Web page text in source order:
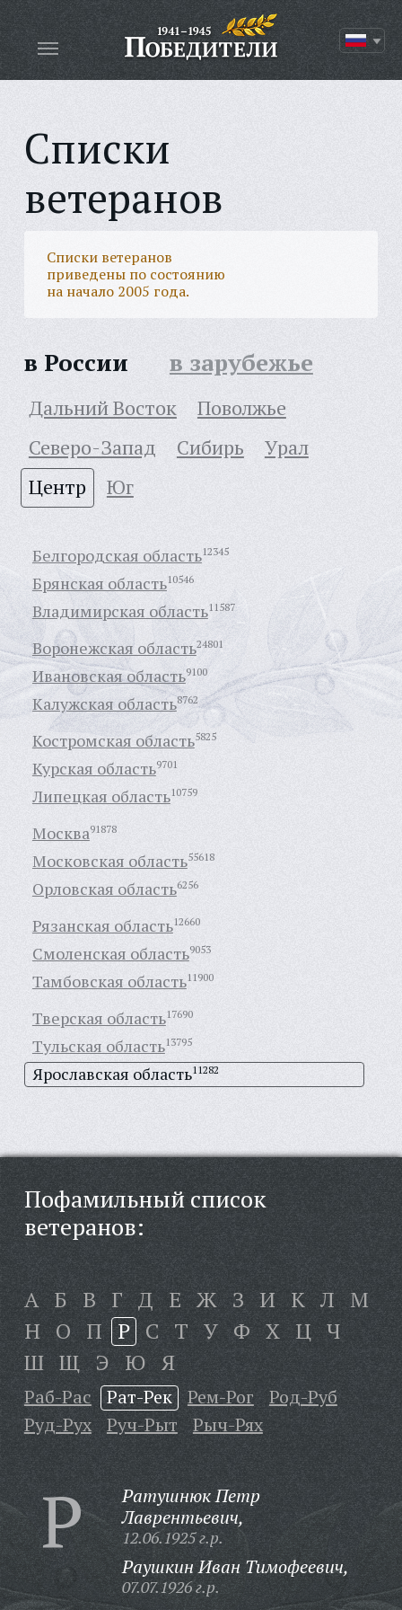
Списки
ветеранов
Списки ветеранов
приведены по состоянию
на начало 2005 года.
в России в зарубежье
Дальний Восток
Поволжье
Северо-Запад
Сибирь
Урал
Центр
Юг
Белгородская область12345
Брянская область10546
Владимирская область11587
Воронежская область24801
Ивановская область9100
Калужская область8762
Костромская область5825
Курская область9701
Липецкая область10759
Москва91878
Московская область55618
Орловская область6256
Рязанская область12660
Смоленская область9053
Тамбовская область11900
Тверская область17690
Тульская область13795
Ярославская область11282
Пофамильный список
ветеранов:
А Б В Г Д Е Ж З И К Л М
Н О П Р С Т У Ф Х Ц Ч
Ш Щ Э Ю Я
Раб-Рас Рат-Рек Рем-Рог
Род-Руб
Руд-Рух
Руч-Рыт Рыч-Рях
Р
Ратушнюк Петр
Лаврентьевич,
12.06.1925 г.р.
Раушкин Иван Тимофеевич,
07.07.1926 г.р.